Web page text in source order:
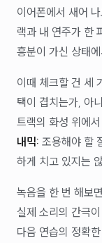
이어폰에서 새어
랙과 내 연주가 한
흥분이 가신 상태
이때 체크할 건 세
택이 겹치는가, 아
트랙의 화성 위에
내믹: 조용해야 할
하게 치고 있지는
녹음을 한 번 해보
실제 소리의 간극
다음 연습의 정확